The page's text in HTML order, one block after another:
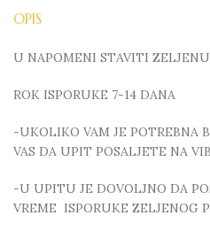
OPIS
U NAPOMENI STAVITI
ROK ISPORUKE 7-14 DANA
-UKOLIKO VAM JE POTREBNA
VAS DA UPIT POSALJETE NA
-U UPITU JE DOVOLJNO DA
VREME ISPORUKE ZELJENOG